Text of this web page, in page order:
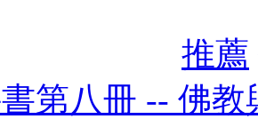
推薦
第八冊 -- 佛教